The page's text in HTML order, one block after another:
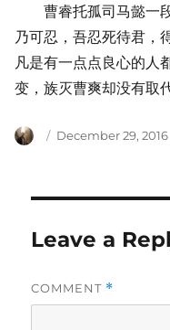
曹睿托孤司马懿一段
乃可忍，吾忍死待君，
凡是有一点点良心的人
变，族灭曹爽却没有取
Author
Posted
December 29, 2016
Leave a
COMMENT *